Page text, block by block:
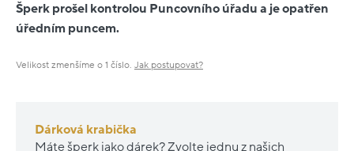
Šperk prošel kontrolou Puncovního úřadu a je opatřen
úředním puncem.
Velikost zmenšíme o 1 číslo. Jak postupovat?
Dárková krabička
Máte šperk jako dárek? Zvolte jednu z našich